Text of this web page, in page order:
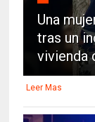
Una
tras un
vivienda
Leer Mas